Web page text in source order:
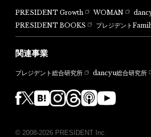
PRESIDENT Growth WOMAN
PRESIDENT BOOKS
プレジデント
関連事業
プレジデント総合研究所 dancyu総合研究所
© 2008-2026 PRESIDENT Inc.